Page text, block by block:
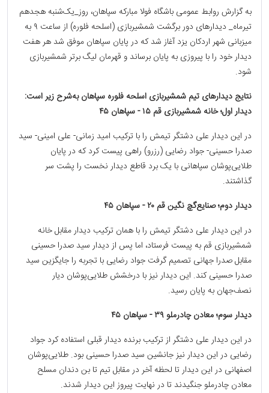
به گزارش روابط عمومی باشگاه فولا مبارکه سپاهان، روز_یک‌شنبه هجدهم
تیرماه_ دیدارهای دور برگشت شمشیربازی (اسلحه فلوره) از ساعت ۹ به
میزبانی شهر اردکان یزد آغاز شد که در پایان سپاهان موفق شد هر هفت
دیدار خود را با پیروزی به پایان برساند و قهرمان لیگ برتر شمشیربازی
شود.
نتایج دیدارهای تیم شمشیربازی اسلحه فلوره سپاهان به‌شرح زیر است:
دیدار اول؛ خانه شمشیربازی قم ۱۵ - سپاهان ۴۵
در این دیدار علی دشتگر تیمش را با ترکیب امید زمانی- علی امینی- سید
صدرا حسینی- جواد رضایی (رزرو) راهی پیست کرد که در پایان
طلایی‌پوشان سپاهانی با یک برد قاطع دیدار نخست را پشت سر
گذاشتند.
دیدار دوم؛ صنایع‌گچ نگین قم ۲۰ - سپاهان ۴۵
در این دیدار علی دشتگر تیمش را با همان ترکیب دیدار مقابل خانه
شمشیربازی قم به پیست فرستاد، اما پس از دیدار سید صدرا حسینی
مقابل صدرا جهانی تصمیم گرفت جواد رضایی با تجربه را جایگزین سید
صدرا حسینی کند. این دیدار نیز با درخشش طلایی‌پوشان دیار
نصف‌جهان به پایان رسید.
دیدار سوم؛ معادن چادرملو ۳۹ - سپاهان ۴۵
در این دیدار علی دشتگر از ترکیب برنده دیدار قبلی استفاده کرد جواد
رضایی در این دیدار نیز جانشین سید صدرا حسینی بود. طلایی‌پوشان
اصفهانی در این دیدار تا لحظه آخر در مقابل تیم تا بن دندان مسلح
معادن چادرملو جنگیدند تا در نهایت پیروز این دیدار شدند.